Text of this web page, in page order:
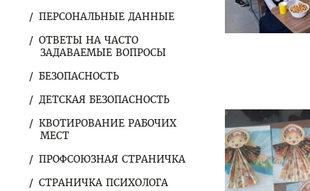
ПЕРСОНАЛЬНЫЕ ДАННЫЕ
ОТВЕТЫ НА ЧАСТО
ЗАДАВАЕМЫЕ ВОПРОСЫ
БЕЗОПАСНОСТЬ
ДЕТСКАЯ БЕЗОПАСНОСТЬ
КВОТИРОВАНИЕ РАБОЧИХ
МЕСТ
ПРОФСОЮЗНАЯ СТРАНИЧКА
СТРАНИЧКА ПСИХОЛОГА